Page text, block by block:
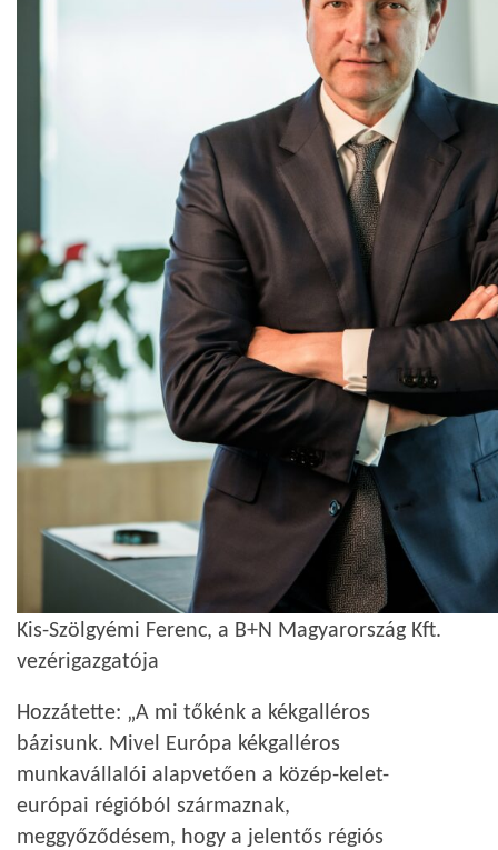
Kis-Szölgyémi Ferenc, a B+N Magyarország Kft.
vezérigazgatója
Hozzátette: „A mi tőkénk a kékgalléros
bázisunk. Mivel Európa kékgalléros
munkavállalói alapvetően a közép-kelet-
európai régióból származnak,
meggyőződésem, hogy a jelentős régiós